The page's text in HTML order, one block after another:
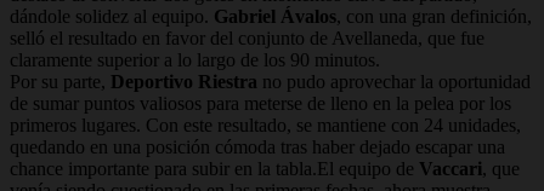
dándole solidez al equipo. Gabriel Ávalos, con una gran definición,
selló el resultado en favor del conjunto de Avellaneda, que fue
claramente superior a lo largo de los 90 minutos.
Por su parte, Deportivo Riestra no pudo aprovechar la oportunidad
de sumar puntos valiosos para meterse de lleno en la pelea por los
primeros lugares. Con este resultado, se mantiene con 24 unidades,
quedando en una posición cómoda tras haber dejado escapar una
chance importante para subir en la tabla.El equipo de Vaccari, que